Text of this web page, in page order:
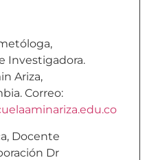
Investigadora.
Ariza,
Correo:
Docente
Dr